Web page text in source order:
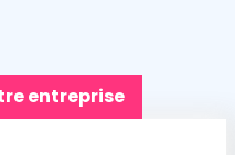
entreprise